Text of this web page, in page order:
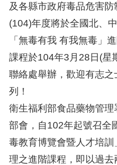
及各縣市政府毒品危害
(104)年度將於全國北、
「無毒有我 有我無毒」
課程於104年3月28日(星
聯絡處舉辦，歡迎有志
列！
衛生福利部食品藥物管
部會，自102年起號召全
毒教育博覽會暨人才培
理之進階課程，即以過去